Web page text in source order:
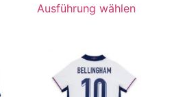
Ausführung wählen